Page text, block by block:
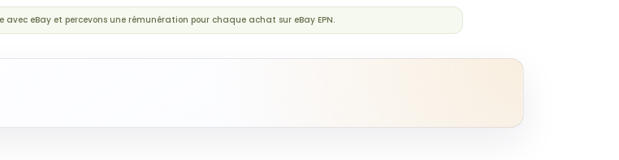
eBay et percevons une rémunération pour chaque achat sur eBay EPN.